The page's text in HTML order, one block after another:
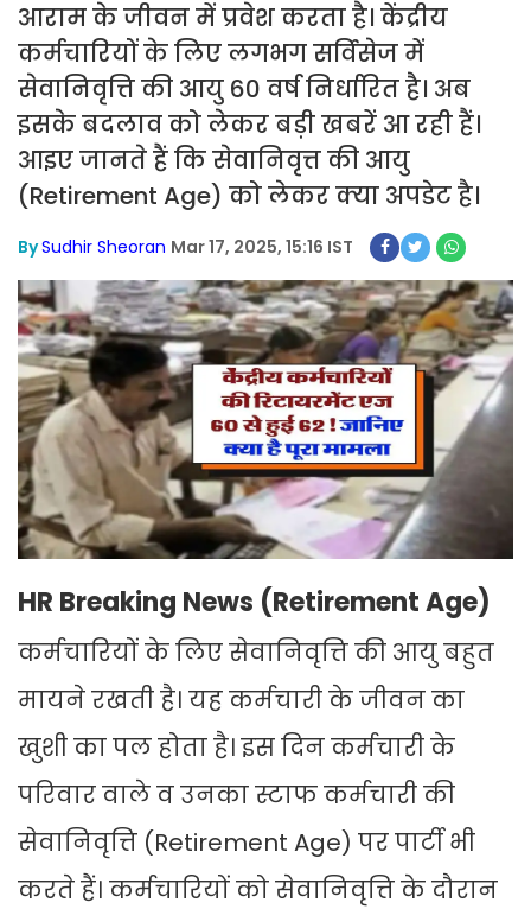
आराम के जीवन में प्रवेश करता है। केंद्रीय
कर्मचारियों के लिए लगभग सर्विसेज में
सेवानिवृत्ति की आयु 60 वर्ष निर्धारित है। अब
इसके बदलाव को लेकर बड़ी खबरें आ रही हैं।
आइए जानते हैं कि सेवानिवृत्त की आयु
(Retirement Age) को लेकर क्या अपडेट है।
BySudhir Sheoran Mar 17, 2025, 15:16 IST
HR Breaking News (Retirement Age)
कर्मचारियों के लिए सेवानिवृत्ति की आयु बहुत
मायने रखती है। यह कर्मचारी के जीवन का
खुशी का पल होता है। इस दिन कर्मचारी के
परिवार वाले व उनका स्टाफ कर्मचारी की
सेवानिवृत्ति (Retirement Age) पर पार्टी भी
करते हैं। कर्मचारियों को सेवानिवृत्ति के दौरान